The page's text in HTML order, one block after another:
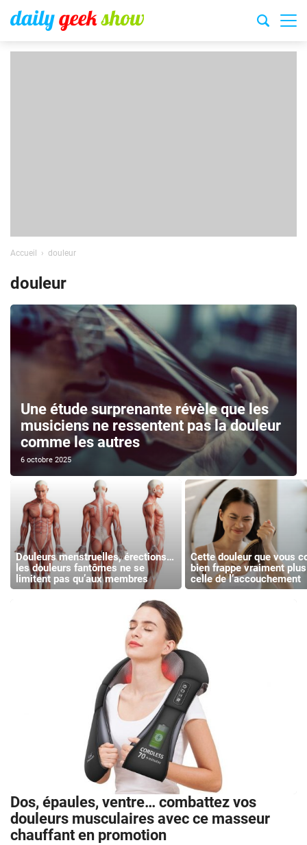
Accueil douleur
douleur
Une étude surprenante révèle que les
musiciens ne ressentent pas la douleur
comme les autres
6 octobre 2025
Douleurs menstruelles, érections…
les douleurs fantômes ne se
limitent pas qu’aux membres
Cette douleur que vous
bien frappe vraiment
celle de l’accouchement
Dos, épaules, ventre… combattez vos
douleurs musculaires avec ce masseur
chauffant en promotion